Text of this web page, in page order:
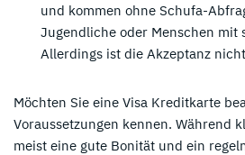
und kommen ohne Schufa-
Jugendliche oder Menschen mit
Allerdings ist die Akzeptanz
Möchten Sie eine Visa Kreditkarte
Voraussetzungen kennen. Während
meist eine gute Bonität und ein